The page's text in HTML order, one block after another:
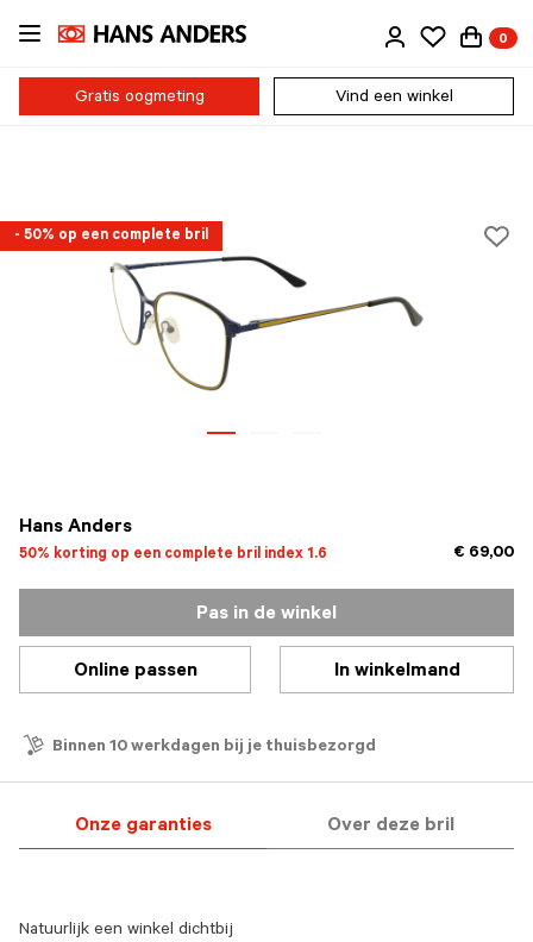
Ga
naar
inhoud
0
Gratis oogmeting Vind een winkel
- 50% op een complete bril
Hans Anders
50% korting op een complete bril index 1.6 € 69,00
Pas in de winkel
Online passen In winkelmand
Binnen 10 werkdagen bij je thuisbezorgd
Onze garanties Over deze bril
Natuurlijk een winkel dichtbij